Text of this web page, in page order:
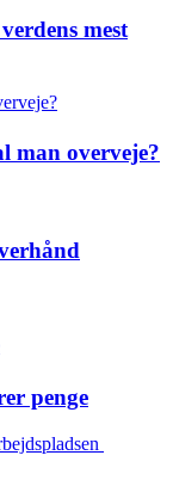
mest
man overveje?
penge